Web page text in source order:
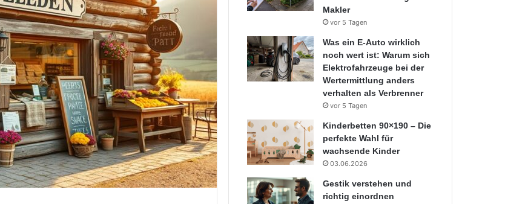
Makler
vor 5 Tagen
Was ein E-Auto wirklich
noch wert ist: Warum sich
Elektrofahrzeuge bei der
Wertermittlung anders
verhalten als Verbrenner
vor 5 Tagen
Kinderbetten 90×190 – Die
perfekte Wahl für
wachsende Kinder
03.06.2026
Gestik verstehen und
richtig einordnen